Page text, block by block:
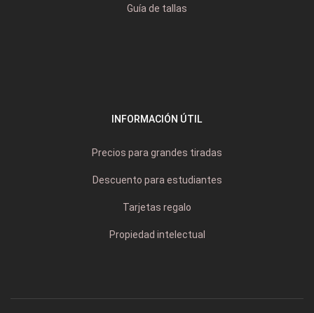
Guía de tallas
INFORMACIÓN ÚTIL
Precios para grandes tiradas
Descuento para estudiantes
Tarjetas regalo
Propiedad intelectual